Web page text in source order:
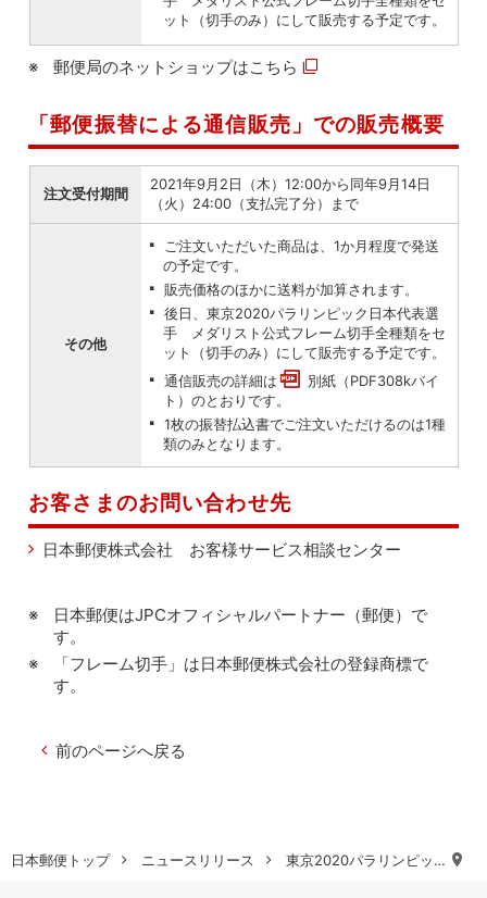
日本郵便トップ ニュースリリース 東京2020パラリンピッ…
ット（切手のみ）にして販売する予定です。
郵便局のネットショップはこちら
「郵便振替による通信販売」での販売概要
注文受付期間
2021年9月2日（木）12:00から同年9月14日
（火）24:00（支払完了分）まで
その他
ご注文いただいた商品は、1か月程度で発送
の予定です。
販売価格のほかに送料が加算されます。
後日、東京2020パラリンピック日本代表選
手 メダリスト公式フレーム切手全種類をセ
ット（切手のみ）にして販売する予定です。
通信販売の詳細は
別紙（PDF308kバイ
ト）のとおりです。
1枚の振替払込書でご注文いただけるのは1種
類のみとなります。
お客さまのお問い合わせ先
日本郵便株式会社 お客様サービス相談センター
日本郵便はJPCオフィシャルパートナー（郵便）で
す。
「フレーム切手」は日本郵便株式会社の登録商標で
す。
前のページへ戻る